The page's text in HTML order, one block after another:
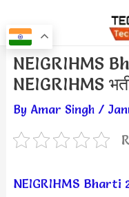
to
content
NEIGRIHMS
NEIGRIHMS
By Amar Singh /
NEIGRIHMS Bharti
Post
navigation